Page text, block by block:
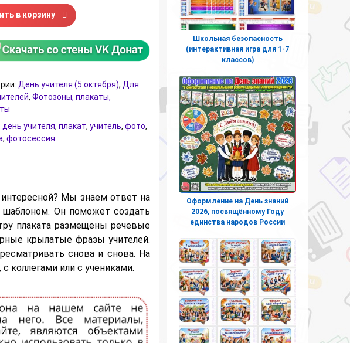
товара Фотозона на день учителя
в корзину
День учителя (5 октября), Для
, Фотозоны, плакаты,
день учителя, плакат, учитель, фото,
, фотосессия
Мы знаем ответ на
шаблоном. Он поможет создать
плаката размещены речевые
крылатые фразы учителей.
снова и снова. На
коллегами или с учениками.
Школьная безопасность
(интерактивная игра для 1-7
классов)
Оформление на День знаний
2026, посвящённому Году
единства народов России